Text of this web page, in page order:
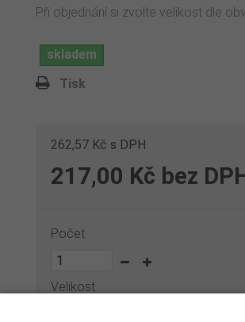
Při objednání si zvolte velikost dle
skladem
Tisk
262,57 Kč s DPH
217,00 Kč bez
Počet
Velikost